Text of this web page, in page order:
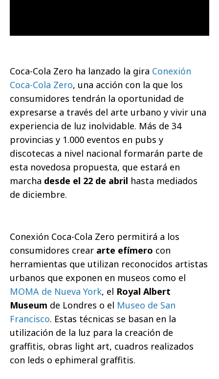
Coca-Cola Zero ha lanzado la gira Conexión
Coca-Cola Zero, una acción con la que los
consumidores tendrán la oportunidad de
expresarse a través del arte urbano y vivir una
experiencia de luz inolvidable. Más de 34
provincias y 1.000 eventos en pubs y
discotecas a nivel nacional formarán parte de
esta novedosa propuesta, que estará en
marcha desde el 22 de abril hasta mediados
de diciembre.
Conexión Coca-Cola Zero permitirá a los
consumidores crear arte efímero con
herramientas que utilizan reconocidos artistas
urbanos que exponen en museos como el
MOMA de Nueva York, el Royal Albert
Museum de Londres o el Museo de San
Francisco. Estas técnicas se basan en la
utilización de la luz para la creación de
graffitis, obras light art, cuadros realizados
con leds o ephimeral graffitis.